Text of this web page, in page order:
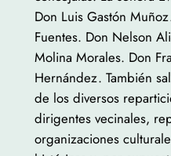
Don Luis Gastón
Fuentes. Don Nelson
Molina Morales. Don
Hernández. También
de los diversos
dirigentes vecinales,
organizaciones